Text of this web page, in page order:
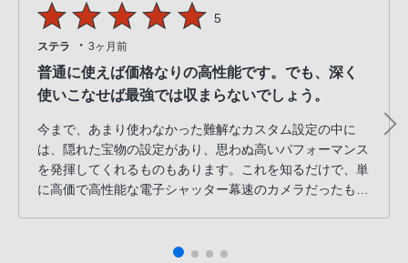
5
ステラ ・ 3ヶ月前
普通に使えば価格なりの高性能です。でも、深く
使いこなせば最強では収まらないでしょう。
今まで、あまり使わなかった難解なカスタム設定の中に
は、隠れた宝物の設定があり、思わぬ高いパフォーマンス
を発揮してくれるものもあります。これを知るだけで、単
に高価で高性能な電子シャッター幕速のカメラだったもの